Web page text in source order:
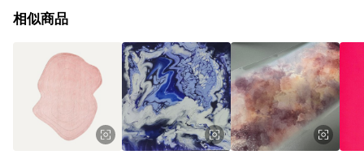
相似商品